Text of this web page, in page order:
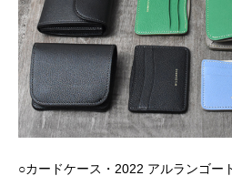
○カードケース・2022 アルランゴー